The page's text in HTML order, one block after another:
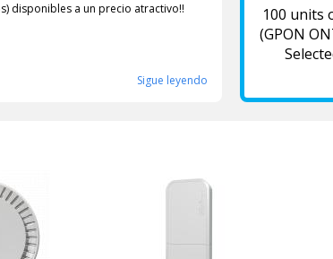
disponibles a un precio atractivo!!
Sigue leyendo
100 units
(GPON